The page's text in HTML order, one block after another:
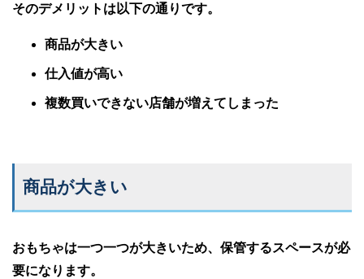
そのデメリットは以下の通りです。
商品が大きい
仕入値が高い
複数買いできない店舗が増えてしまった
商品が大きい
おもちゃは一つ一つが大きいため、保管するスペースが必
要になります。